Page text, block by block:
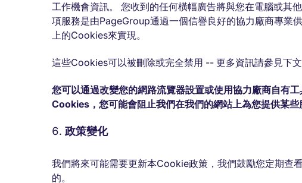
工作機會資訊。 您收到的任何橫幅廣告將與您在電腦或其
項服務是由PageGroup通過一個信譽良好的協力廠商專業
上的Cookies來實現。
這些Cookies可以被刪除或完全禁用 -- 更多資訊請參見下文
您可以通過改變您的網路流覽器設置或使用協力廠商自有
Cookies，您可能會阻止我們在我們的網站上為您提供某些
政策變化
我們將來可能需要更新本Cookie政策，我們鼓勵您定期
的。